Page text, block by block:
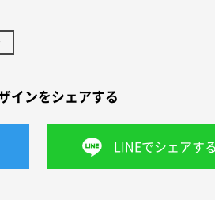
インをシェアする
LINEでシェアす